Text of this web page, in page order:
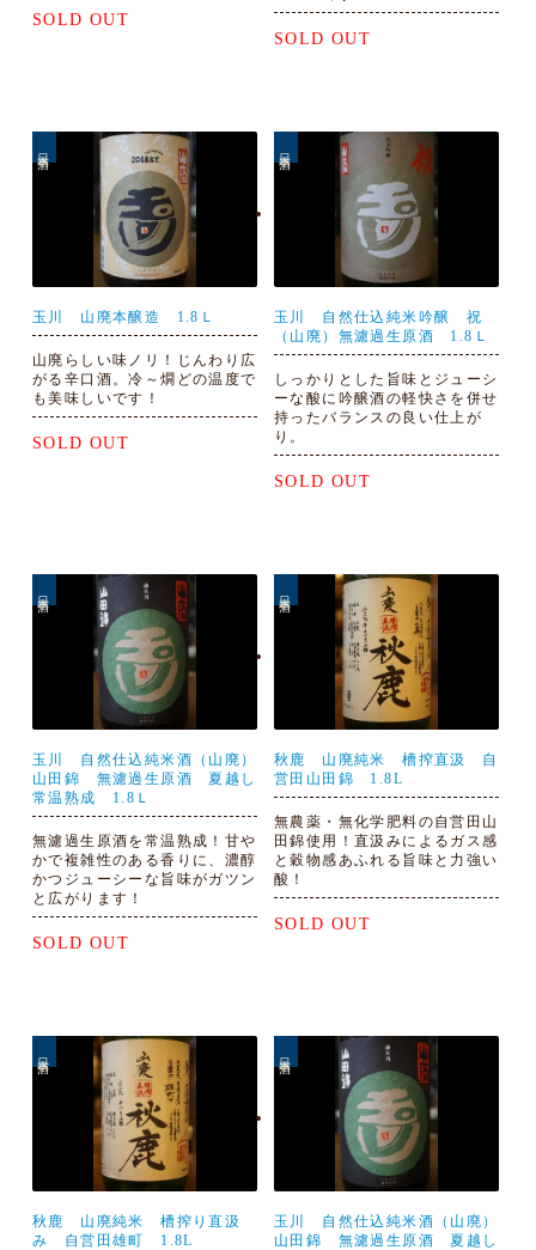
SOLD OUT
SOLD OUT
玉川 山廃本醸造 1.8Ｌ
山廃らしい味ノリ！じんわり広
がる辛口酒。冷～燗どの温度で
も美味しいです！
SOLD OUT
玉川 自然仕込純米吟醸 祝
（山廃）無濾過生原酒 1.8Ｌ
しっかりとした旨味とジューシ
ーな酸に吟醸酒の軽快さを併せ
持ったバランスの良い仕上が
り。
SOLD OUT
玉川 自然仕込純米酒（山廃）
山田錦 無濾過生原酒 夏越し
常温熟成 1.8Ｌ
無濾過生原酒を常温熟成！甘や
かで複雑性のある香りに、濃醇
かつジューシーな旨味がガツン
と広がります！
SOLD OUT
秋鹿 山廃純米 槽搾直汲 自
営田山田錦 1.8L
無農薬・無化学肥料の自営田山
田錦使用！直汲みによるガス感
と穀物感あふれる旨味と力強い
酸！
SOLD OUT
秋鹿 山廃純米 槽搾り直汲
み 自営田雄町 1.8L
玉川 自然仕込純米酒（山廃）
山田錦 無濾過生原酒 夏越し